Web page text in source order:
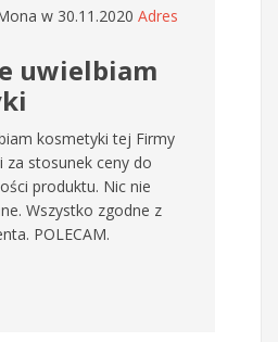
w 30.11.2020 Adres
uwielbiam
kosmetyki tej Firmy
za stosunek ceny do
produktu. Nic nie
Wszystko zgodne z
POLECAM.